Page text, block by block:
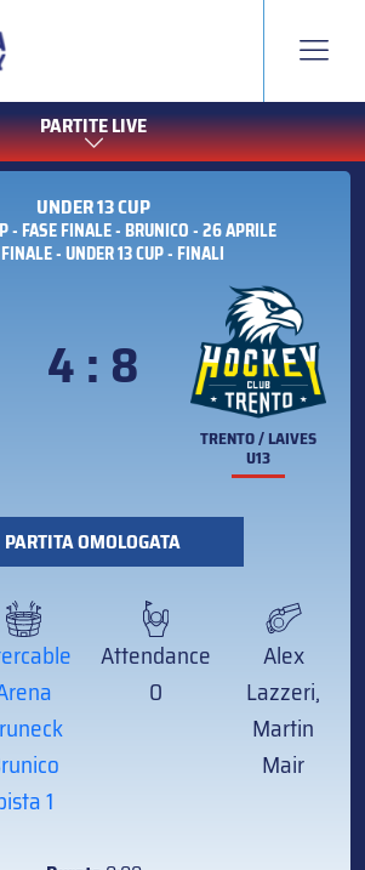
PARTITE LIVE
UNDER 13 CUP
- FASE FINALE - BRUNICO - 26 APRILE
- UNDER 13 CUP - FINALI
4 : 8
TRENTO / LAIVES
U13
PARTITA OMOLOGATA
1
Attendance
0
Alex
Lazzeri,
Martin
Mair